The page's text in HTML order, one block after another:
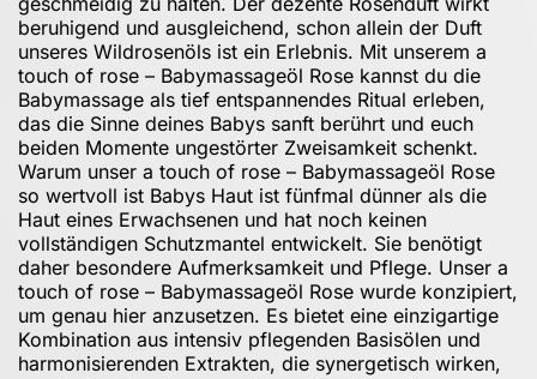
beruhigend und ausgleichend, schon allein der Duft
unseres Wildrosenöls ist ein Erlebnis. Mit unserem a
touch of rose – Babymassageöl Rose kannst du die
Babymassage als tief entspannendes Ritual erleben,
das die Sinne deines Babys sanft berührt und euch
beiden Momente ungestörter Zweisamkeit schenkt.
Warum unser a touch of rose – Babymassageöl Rose
so wertvoll ist Babys Haut ist fünfmal dünner als die
Haut eines Erwachsenen und hat noch keinen
vollständigen Schutzmantel entwickelt. Sie benötigt
daher besondere Aufmerksamkeit und Pflege. Unser a
touch of rose – Babymassageöl Rose wurde konzipiert,
um genau hier anzusetzen. Es bietet eine einzigartige
Kombination aus intensiv pflegenden Basisölen und
harmonisierenden Extrakten, die synergetisch wirken,